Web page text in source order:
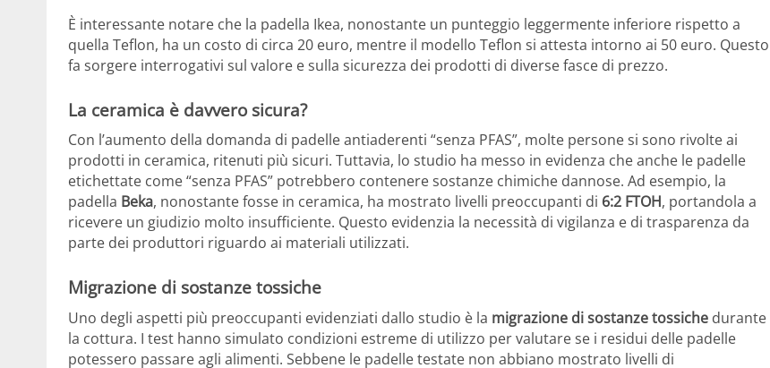
È interessante notare che la padella Ikea, nonostante un punteggio leggermente inferiore rispetto a
quella Teflon, ha un costo di circa 20 euro, mentre il modello Teflon si attesta intorno ai 50 euro. Questo
fa sorgere interrogativi sul valore e sulla sicurezza dei prodotti di diverse fasce di prezzo.
La ceramica è davvero sicura?
Con l’aumento della domanda di padelle antiaderenti “senza PFAS”, molte persone si sono rivolte ai
prodotti in ceramica, ritenuti più sicuri. Tuttavia, lo studio ha messo in evidenza che anche le padelle
etichettate come “senza PFAS” potrebbero contenere sostanze chimiche dannose. Ad esempio, la
padella Beka, nonostante fosse in ceramica, ha mostrato livelli preoccupanti di 6:2 FTOH, portandola a
ricevere un giudizio molto insufficiente. Questo evidenzia la necessità di vigilanza e di trasparenza da
parte dei produttori riguardo ai materiali utilizzati.
Migrazione di sostanze tossiche
Uno degli aspetti più preoccupanti evidenziati dallo studio è la migrazione di sostanze tossiche durante
la cottura. I test hanno simulato condizioni estreme di utilizzo per valutare se i residui delle padelle
potessero passare agli alimenti. Sebbene le padelle testate non abbiano mostrato livelli di